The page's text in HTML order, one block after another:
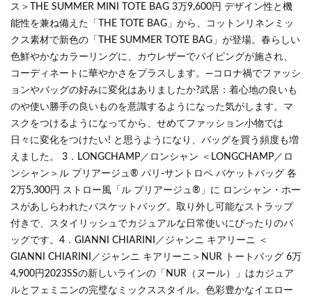
ス＞THE SUMMER MINI TOTE BAG 3万9,600円 デザイン性と機
能性を兼ね備えた「THE TOTE BAG」から、コットンリネンミッ
クス素材で新色の「THE SUMMER TOTE BAG」が登場。春らしい
色鮮やかなカラーリングに、カウレザーでパイピングが施され、
コーディネートに華やかさをプラスします。―コロナ禍でファッシ
ョンやバッグの好みに変化はありましたか?武居：着心地の良いも
のや使い勝手の良いものを意識するようになった気がします。マ
スクをつけるようになってから、せめてファッション小物では
日々に変化をつけたい! と思うようになり、バッグを買う頻度も増
えました。 3．LONGCHAMP／ロンシャン ＜LONGCHAMP／ロ
ンシャン＞ル プリアージュ® パリ-サントロペ バケットバッグ 各
2万5,300円 ストロー風「ル プリアージュ®」に ロンシャン・ホー
スがあしらわれたバスケットバッグ。取り外し可能なストラップ
付きで、スタイリッシュでカジュアルな日常使いにぴったりのバ
ッグです。4．GIANNI CHIARINI／ジャンニ キアリーニ ＜
GIANNI CHIARINI／ジャンニ キアリーニ＞NUR トートバッグ 6万
4,900円2023SSの新しいラインの「NUR（ヌール）」はカジュア
ルとフェミニンの完璧なミックススタイル。色彩豊かなイエロー